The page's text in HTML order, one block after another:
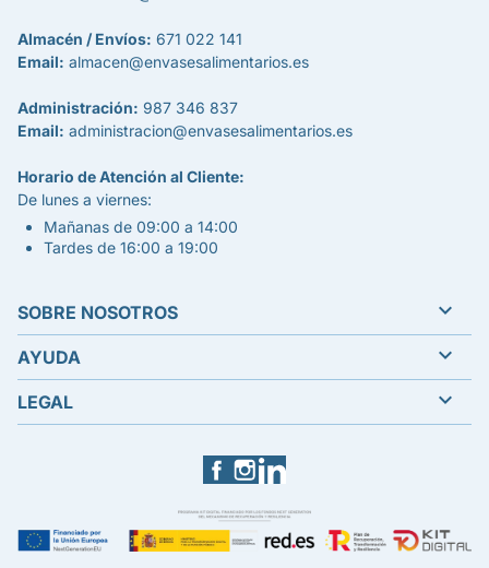
Facebook
Almacén / Envíos: 671 022 141
Email: almacen@envasesalimentarios.es
Administración: 987 346 837
Email: administracion@envasesalimentarios.es
Horario de Atención al Cliente:
De lunes a viernes:
Mañanas de 09:00 a 14:00
Tardes de 16:00 a 19:00
SOBRE NOSOTROS 
AYUDA 
LEGAL 